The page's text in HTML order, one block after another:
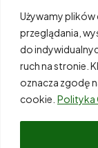
Używamy
przeglądania,
do
ruch na stronie.
oznacza zgodę
cookie. Polityka
Email